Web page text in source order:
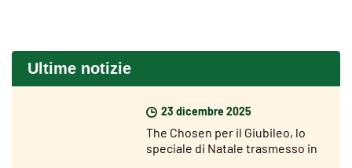
Ultime notizie
23 dicembre 2025
The Chosen per il Giubileo, lo
speciale di Natale trasmesso in